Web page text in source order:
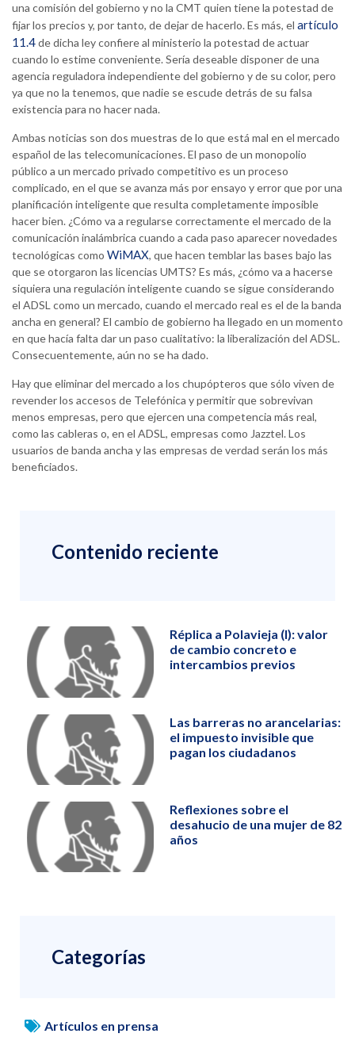
una comisión del gobierno y no la CMT quien tiene la potestad de
fijar los precios y, por tanto, de dejar de hacerlo. Es más, el artículo
11.4de dicha ley confiere al ministerio la potestad de actuar
cuando lo estime conveniente. Sería deseable disponer de una
agencia reguladora independiente del gobierno y de su color, pero
ya que no la tenemos, que nadie se escude detrás de su falsa
existencia para no hacer nada.
Ambas noticias son dos muestras de lo que está mal en el mercado
español de las telecomunicaciones. El paso de un monopolio
público a un mercado privado competitivo es un proceso
complicado, en el que se avanza más por ensayo y error que por una
planificación inteligente que resulta completamente imposible
hacer bien. ¿Cómo va a regularse correctamente el mercado de la
comunicación inalámbrica cuando a cada paso aparecer novedades
tecnológicas como WiMAX, que hacen temblar las bases bajo las
que se otorgaron las licencias UMTS? Es más, ¿cómo va a hacerse
siquiera una regulación inteligente cuando se sigue considerando
el ADSL como un mercado, cuando el mercado real es el de la banda
ancha en general? El cambio de gobierno ha llegado en un momento
en que hacía falta dar un paso cualitativo: la liberalización del ADSL.
Consecuentemente, aún no se ha dado.
Hay que eliminar del mercado a los chupópteros que sólo viven de
revender los accesos de Telefónica y permitir que sobrevivan
menos empresas, pero que ejercen una competencia más real,
como las cableras o, en el ADSL, empresas como Jazztel. Los
usuarios de banda ancha y las empresas de verdad serán los más
beneficiados.
Contenido reciente
Réplica a Polavieja (I): valor
de cambio concreto e
intercambios previos
Las barreras no arancelarias:
el impuesto invisible que
pagan los ciudadanos
Reflexiones sobre el
desahucio de una mujer de 82
años
Categorías
Artículos en prensa